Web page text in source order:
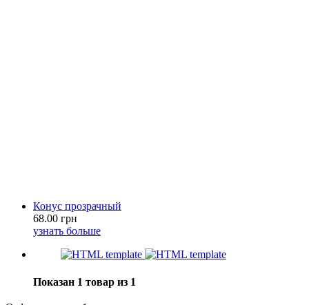
Конус прозрачный
68.00 грн
узнать больше
Показан 1 товар из 1